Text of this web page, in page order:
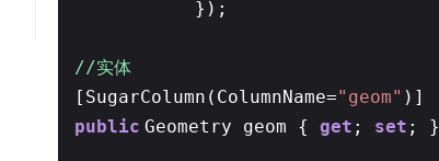
});
//实体
[SugarColumn(ColumnName="geom" )]
public Geometry geom { get ; set ; }